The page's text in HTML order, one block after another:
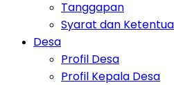
Tanggapan
Syarat dan
Desa
Profil Desa
Profil Kepala Desa